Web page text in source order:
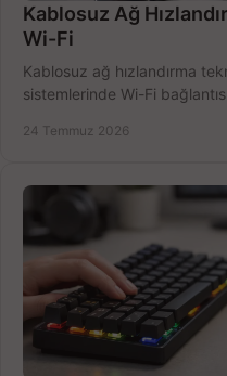
Kablosuz Ağ
Wi-Fi
Kablosuz ağ hızlandırma
sistemlerinde Wi-Fi
24 Temmuz 2026